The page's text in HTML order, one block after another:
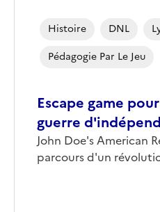
Escape game
guerre
Corps
John Doe's American
parcours d'un
Histoire DNL
Pédagogie Par Le Jeu